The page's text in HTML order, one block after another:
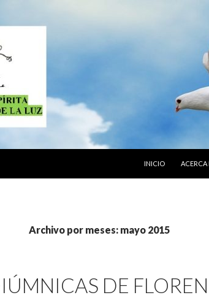
INICIO
ACERCA
Archivo por meses: mayo 2015
DE